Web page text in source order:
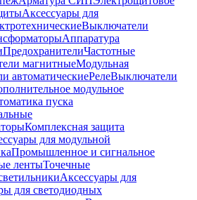
Аксессуары для
Выключатели
Аппаратура
ПредохранителиЧастотные
магнитныеМодульная
автоматическиеРелеВыключатели
модульное
пуска
Комплексная защита
для модульной
Промышленное и сигнальное
лентыТочечные
Аксессуары для
для светодиодных